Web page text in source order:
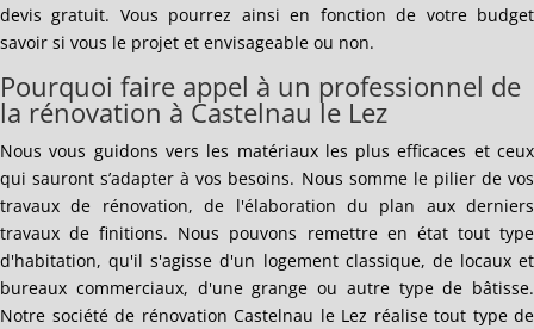
devis gratuit. Vous pourrez ainsi en fonction de votre budget
savoir si vous le projet et envisageable ou non.
Pourquoi faire appel à un professionnel de
la rénovation à Castelnau le Lez
Nous vous guidons vers les matériaux les plus efficaces et ceux
qui sauront s’adapter à vos besoins. Nous somme le pilier de vos
travaux de rénovation, de l'élaboration du plan aux derniers
travaux de finitions. Nous pouvons remettre en état tout type
d'habitation, qu'il s'agisse d'un logement classique, de locaux et
bureaux commerciaux, d'une grange ou autre type de bâtisse.
Notre société de rénovation Castelnau le Lez réalise tout type de